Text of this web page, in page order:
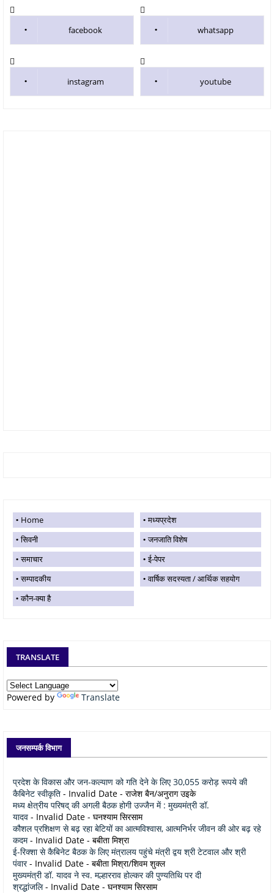
facebook whatsapp
instagram youtube
Home
मध्यप्रदेश
सिवनी
जनजाति विशेष
समाचार
ई-पेपर
सम्पादकीय
वार्षिक सदस्यता / आर्थिक सहयोग
कौन-क्या है
TRANSLATE
Powered by Translate
जनसम्पर्क विभाग
प्रदेश के विकास और जन-कल्याण को गति देने के लिए 30,055 करोड़ रूपये की
कैबिनेट स्वीकृति - Invalid Date - राजेश बैन/अनुराग उइके
मध्य क्षेत्रीय परिषद् की अगली बैठक होगी उज्जैन में : मुख्यमंत्री डॉ.
यादव - Invalid Date - घनश्याम सिरसाम
कौशल प्रशिक्षण से बढ़ रहा बेटियों का आत्मविश्वास, आत्मनिर्भर जीवन की ओर बढ़ रहे
कदम- Invalid Date - बबीता मिश्रा
ई-रिक्शा से कैबिनेट बैठक के लिए मंत्रालय पहुंचे मंत्री द्वय श्री टेटवाल और श्री
पंवार- Invalid Date - बबीता मिश्रा/शिवम शुक्ल
मुख्यमंत्री डॉ. यादव ने स्व. मल्हारराव होल्कर की पुण्यतिथि पर दी
श्रद्धांजलि- Invalid Date - घनश्याम सिरसाम